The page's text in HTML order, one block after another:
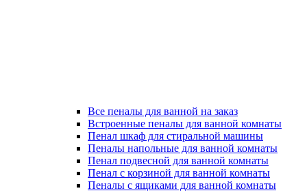
Все пеналы для ванной на заказ
Встроенные пеналы для ванной комнаты
Пенал шкаф для стиральной машины
Пеналы напольные для ванной комнаты
Пенал подвесной для ванной комнаты
Пенал с корзиной для ванной комнаты
Пеналы с ящиками для ванной комнаты